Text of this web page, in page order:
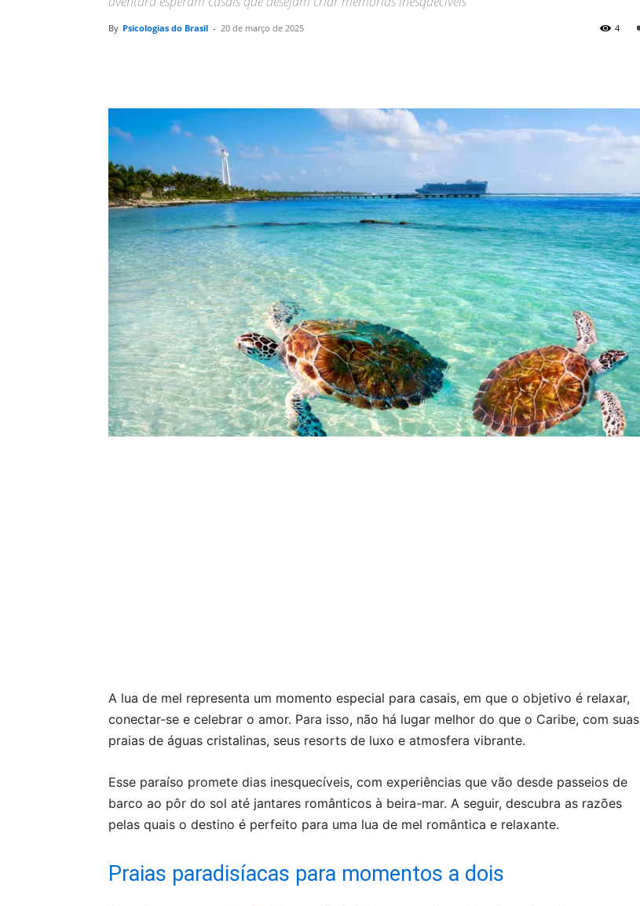
By Psicologias do Brasil - 20 de março de 2025 4
A lua de mel representa um momento especial para casais, em que o objetivo é relaxar,
conectar-se e celebrar o amor. Para isso, não há lugar melhor do que o Caribe, com suas
praias de águas cristalinas, seus resorts de luxo e atmosfera vibrante.
Esse paraíso promete dias inesquecíveis, com experiências que vão desde passeios de
barco ao pôr do sol até jantares românticos à beira-mar. A seguir, descubra as razões
pelas quais o destino é perfeito para uma lua de mel romântica e relaxante.
Praias paradisíacas para momentos a dois